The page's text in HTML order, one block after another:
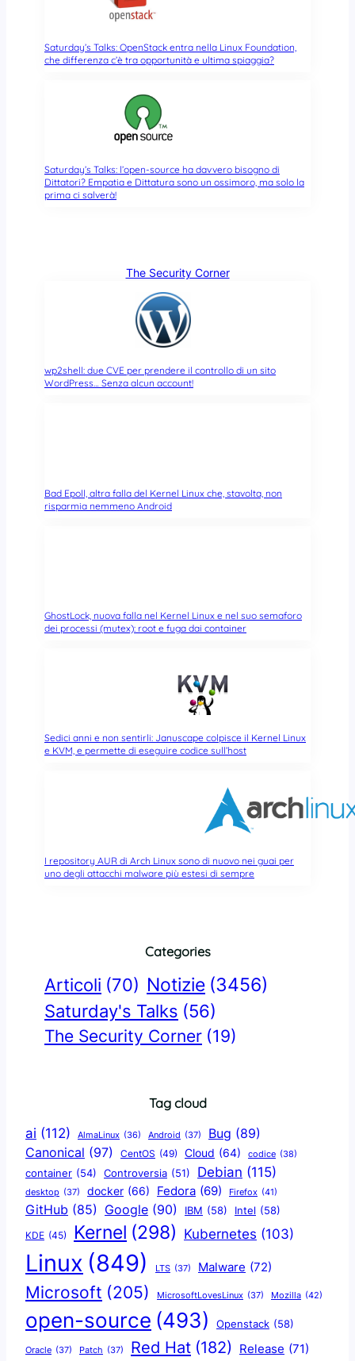
Saturday’s Talks: OpenStack entra nella Linux Foundation,
che differenza c’è tra opportunità e ultima spiaggia?
Saturday’s Talks: l’open-source ha davvero bisogno di
Dittatori? Empatia e Dittatura sono un ossimoro, ma solo la
prima ci salverà!
The Security Corner
wp2shell: due CVE per prendere il controllo di un sito
WordPress… Senza alcun account!
Bad Epoll, altra falla del Kernel Linux che, stavolta, non
risparmia nemmeno Android
GhostLock, nuova falla nel Kernel Linux e nel suo semaforo
dei processi (mutex): root e fuga dai container
Sedici anni e non sentirli: Januscape colpisce il Kernel Linux
e KVM, e permette di eseguire codice sull’host
I repository AUR di Arch Linux sono di nuovo nei guai per
uno degli attacchi malware più estesi di sempre
Categories
Articoli (70) Notizie (3456)
Saturday's Talks (56)
The Security Corner (19)
Tag cloud
ai (112) AlmaLinux (36) Android (37) Bug (89)
Canonical (97) CentOS (49) Cloud (64) codice (38)
container (54) Controversia (51) Debian (115)
desktop (37) docker (66) Fedora (69) Firefox (41)
GitHub (85) Google (90) IBM (58) Intel (58)
KDE (45) Kernel (298) Kubernetes (103)
Linux (849) LTS (37) Malware (72)
Microsoft (205) MicrosoftLovesLinux (37) Mozilla (42)
open-source (493) Openstack (58)
Oracle (37) Patch (37) Red Hat (182) Release (71)